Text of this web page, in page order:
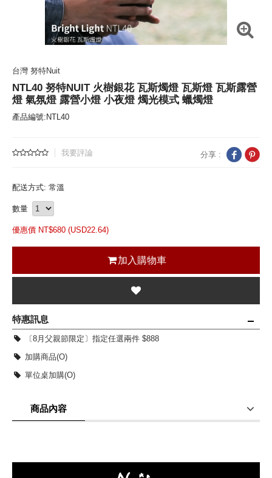
台灣 努特Nuit
NTL40 努特NUIT 火樹銀花 瓦斯燭燈 瓦斯燈 瓦斯露營
燈 氣氛燈 露營小燈 小夜燈 燭光模式 蠟燭燈
產品編號:NTL40
我要評論 分享 :
配送方式: 常溫
數量
優惠價 NT$680 (USD22.64)
加入購物車
特惠訊息
〔8月父親節限定〕指定任選兩件 $888
加購商品(O)
單位桌加購(O)
商品內容